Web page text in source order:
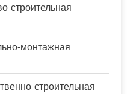
строительная
монтажная
строительная